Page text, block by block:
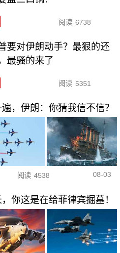
阅读 6738
要对伊朗动手？最狠的还
最骚的来了
阅读 5351
，伊朗：你猜我信不信？
阅读 4538 08-03
你这是在给菲律宾掘墓！